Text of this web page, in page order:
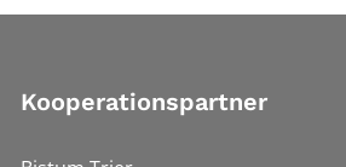
Kooperationspartner